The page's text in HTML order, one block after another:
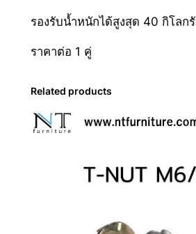
h
0
0
y
รองรับน้ำหนักได้สูงสุด 40 กิโลก
ราคาต่อ 1 คู่
Related products